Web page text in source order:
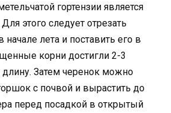
гортензии является
этого следует отрезать
лета и поставить его в
корни достигли 2-3
длину. Затем черенок можно
с почвой и вырастить до
перед посадкой в открытый